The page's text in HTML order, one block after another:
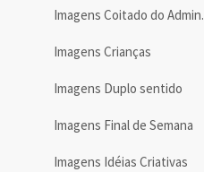
Imagens Coitado do Admin.
Imagens Crianças
Imagens Duplo sentido
Imagens Final de Semana
Imagens Idéias Criativas